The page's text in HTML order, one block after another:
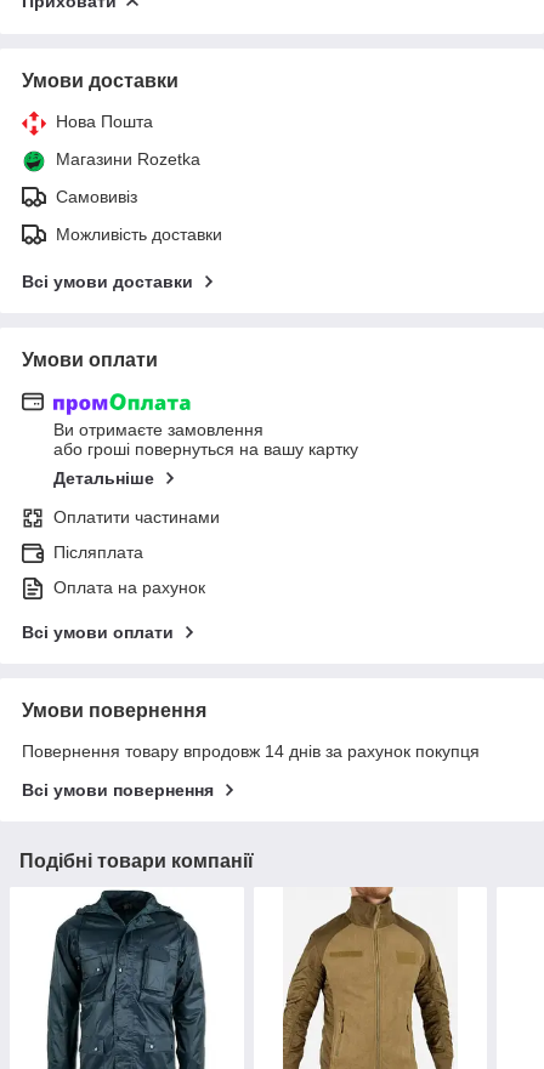
Умови доставки
Нова Пошта
Магазини Rozetka
Самовивіз
Можливість доставки
Всі умови доставки
Умови оплати
Ви отримаєте замовлення
або гроші повернуться на вашу картку
Детальніше
Оплатити частинами
Післяплата
Оплата на рахунок
Всі умови оплати
Умови повернення
Повернення товару впродовж 14 днів за рахунок покупця
Всі умови повернення
Подібні товари компанії